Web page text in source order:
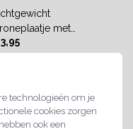
technologieën om je
cookies zorgen
ook een
met